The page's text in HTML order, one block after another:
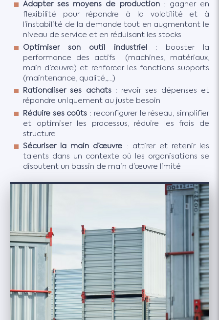
Adapter ses moyens de production : gagner en
flexibilité pour répondre à la volatilité et à
l’instabilité de la demande tout en augmentant le
niveau de service et en réduisant les stocks
Optimiser son outil industriel : booster la
performance des actifs (machines, matériaux,
main d’œuvre) et renforcer les fonctions supports
(maintenance, qualité,,…)
Rationaliser ses achats : revoir ses dépenses et
répondre uniquement au juste besoin
Réduire ses coûts : reconfigurer le réseau, simplifier
et optimiser les processus, réduire les frais de
structure
Sécuriser la main d’œuvre : attirer et retenir les
talents dans un contexte où les organisations se
disputent un bassin de main d’œuvre limité